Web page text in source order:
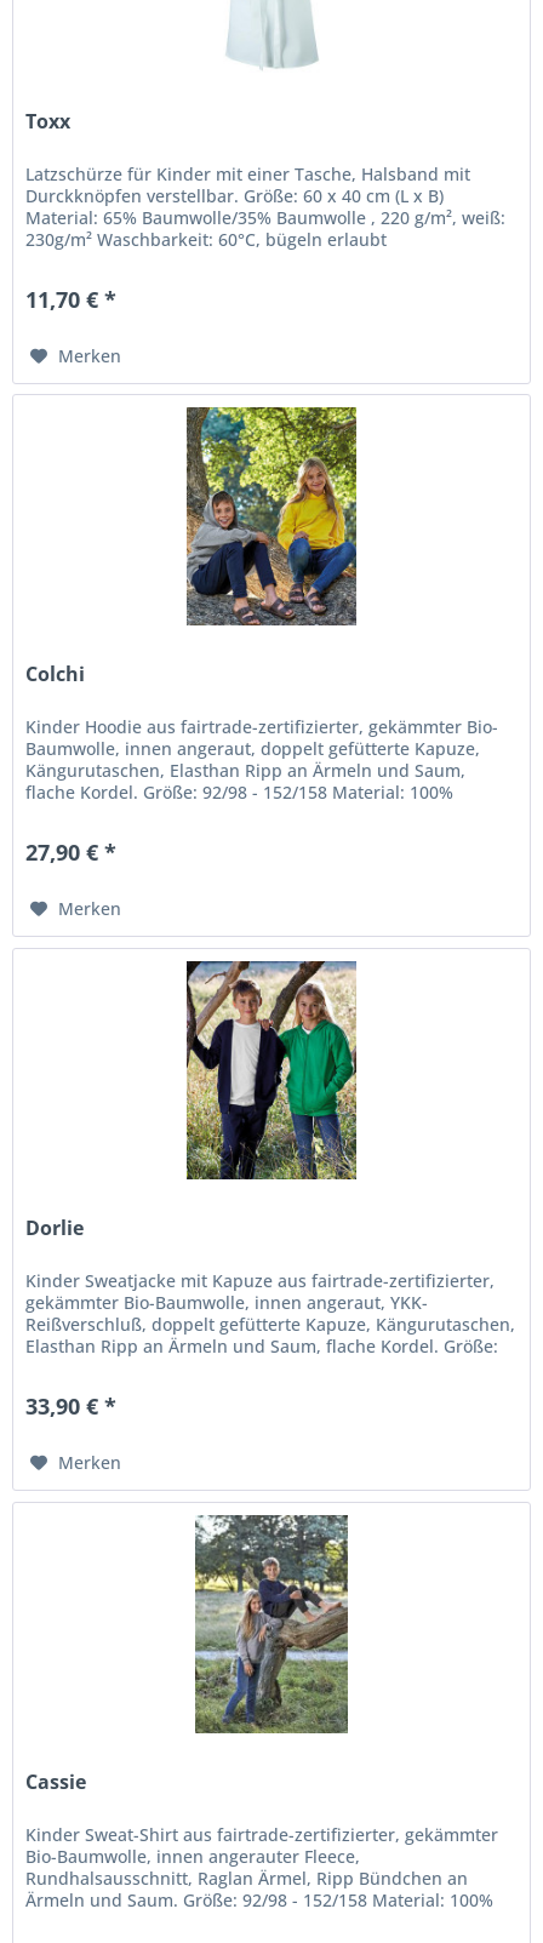
Toxx
Latzschürze für Kinder mit einer Tasche, Halsband mit
Durckknöpfen verstellbar. Größe: 60 x 40 cm (L x B)
Material: 65% Baumwolle/35% Baumwolle , 220 g/m², weiß:
230g/m² Waschbarkeit: 60°C, bügeln erlaubt
11,70 € *
Merken
Colchi
Kinder Hoodie aus fairtrade-zertifizierter, gekämmter Bio-
Baumwolle, innen angeraut, doppelt gefütterte Kapuze,
Kängurutaschen, Elasthan Ripp an Ärmeln und Saum,
flache Kordel. Größe: 92/98 - 152/158 Material: 100%
27,90 € *
Merken
Dorlie
Kinder Sweatjacke mit Kapuze aus fairtrade-zertifizierter,
gekämmter Bio-Baumwolle, innen angeraut, YKK-
Reißverschluß, doppelt gefütterte Kapuze, Kängurutaschen,
Elasthan Ripp an Ärmeln und Saum, flache Kordel. Größe:
33,90 € *
Merken
Cassie
Kinder Sweat-Shirt aus fairtrade-zertifizierter, gekämmter
Bio-Baumwolle, innen angerauter Fleece,
Rundhalsausschnitt, Raglan Ärmel, Ripp Bündchen an
Ärmeln und Saum. Größe: 92/98 - 152/158 Material: 100%